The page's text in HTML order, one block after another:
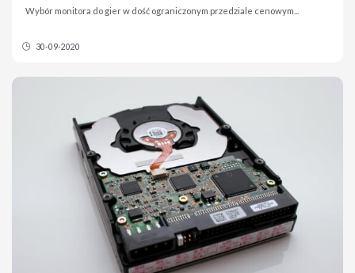
Wybór monitora do gier w dość ograniczonym przedziale cenowym...
30-09-2020